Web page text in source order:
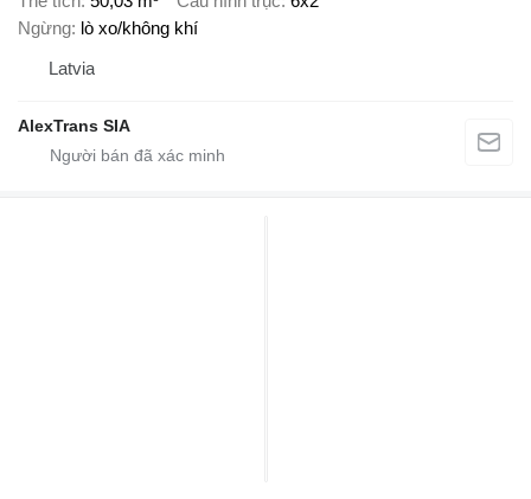
Ngừng lò xo/không khí
Latvia
AlexTrans SIA